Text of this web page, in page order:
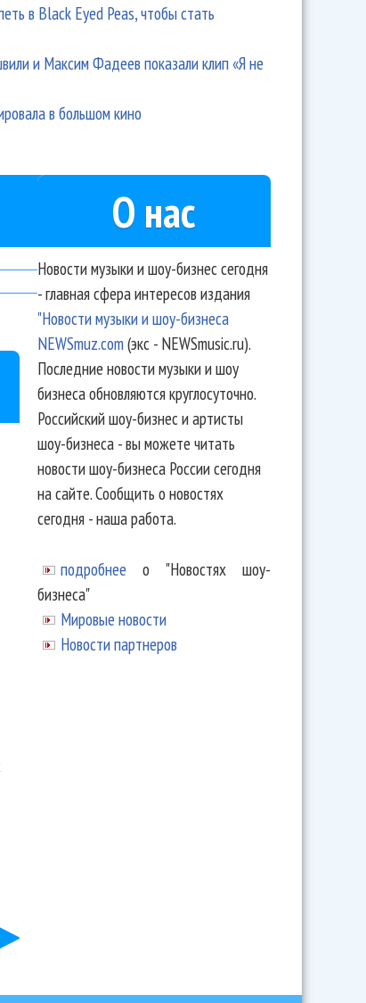
в Black Eyed Peas, чтобы стать
и Максим Фадеев показали клип «Я не
в большом кино
О нас
Новости музыки и шоу-бизнес сегодня
- главная сфера интересов издания
"Новости музыки и шоу-бизнеса
NEWSmuz.com(экс - NEWSmusic.ru).
Последние новости музыки и шоу
бизнеса обновляются круглосуточно.
Российский шоу-бизнес и артисты
шоу-бизнеса - вы можете читать
новости шоу-бизнеса России сегодня
на сайте. Сообщить о новостях
сегодня - наша работа.
подробнее о "Новостях шоу-
бизнеса"
Мировые новости
Новости партнеров